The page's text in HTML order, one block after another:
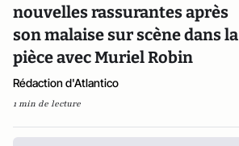
nouvelles rassurantes après
son malaise sur scène dans la
pièce avec Muriel Robin
Rédaction d'Atlantico
1 min de lecture